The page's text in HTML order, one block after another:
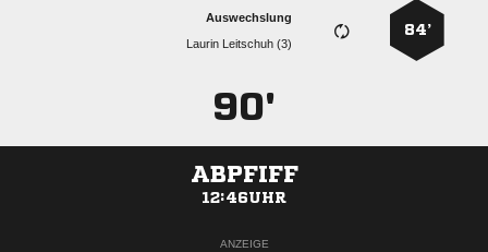
84’
Auswechslung
  
90'
ABPFIFF
12:46UHR
ANZEIGE